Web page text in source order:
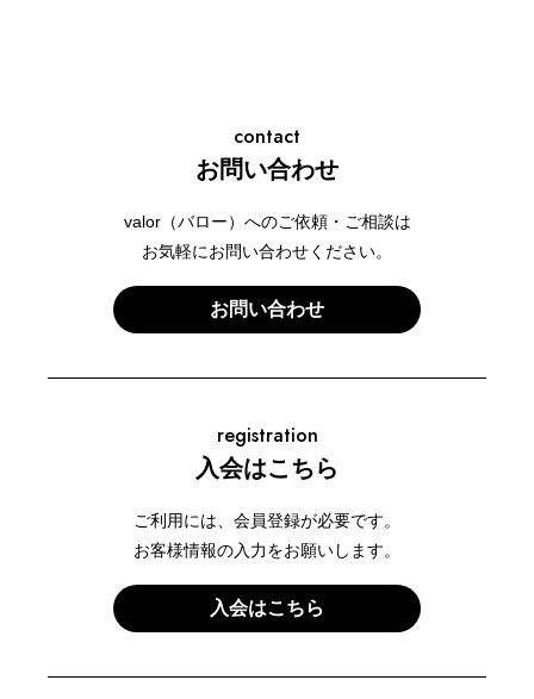
contact
お問い合わせ
valor（バロー）へのご依頼・ご相談は
お気軽にお問い合わせください。
お問い合わせ
registration
入会はこちら
ご利用には、会員登録が必要です。
お客様情報の入力をお願いします。
入会はこちら